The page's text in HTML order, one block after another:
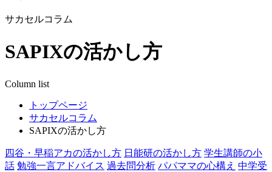
サカセルコラム
SAPIXの活かし方
Column list
トップページ
サカセルコラム
SAPIXの活かし方
四谷・早稲アカの活かし方 日能研の活かし方 学生講師の小
話 勉強一言アドバイス 過去問分析 パパママの心構え 中学受